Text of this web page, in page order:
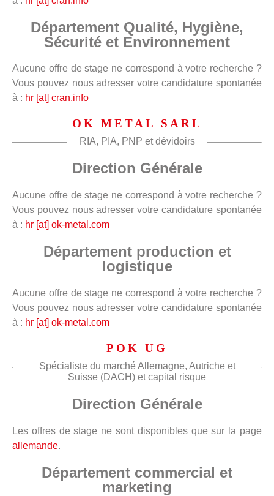
Département Qualité, Hygiène,
Sécurité et Environnement
Aucune offre de stage ne correspond à votre recherche ?
Vous pouvez nous adresser votre candidature spontanée
à : hr [at] cran.info
OK METAL SARL
RIA, PIA, PNP et dévidoirs
Direction Générale
Aucune offre de stage ne correspond à votre recherche ?
Vous pouvez nous adresser votre candidature spontanée
à : hr [at] ok-metal.com
Département production et
logistique
Aucune offre de stage ne correspond à votre recherche ?
Vous pouvez nous adresser votre candidature spontanée
à : hr [at] ok-metal.com
POK UG
Spécialiste du marché Allemagne, Autriche et
Suisse (DACH) et capital risque
Direction Générale
Les offres de stage ne sont disponibles que sur la page
allemande.
Département commercial et
marketing